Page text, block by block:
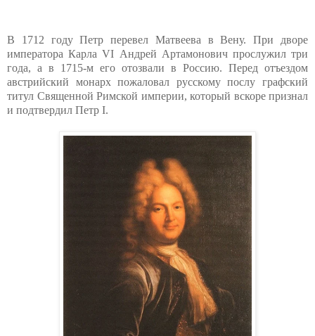
В 1712 году Петр перевел Матвеева в Вену. При дворе
императора Карла VI Андрей Артамонович прослужил три
года, а в 1715-м его отозвали в Россию. Перед отъездом
австрийский монарх пожаловал русскому послу графский
титул Священной Римской империи, который вскоре признал
и подтвердил Петр I.